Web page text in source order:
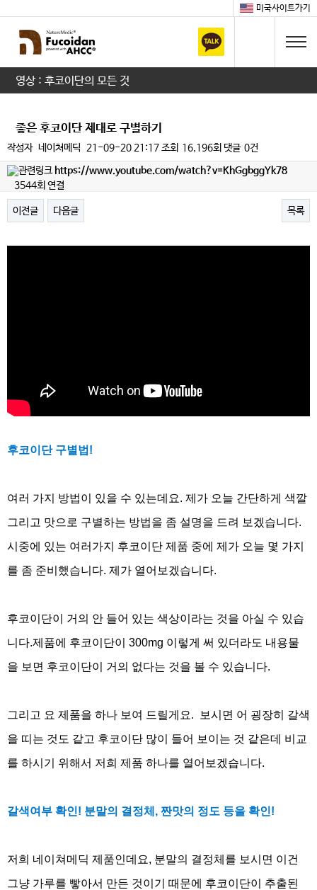
미국사이트가기
영상 : 후코이단의 모든 것
좋은 후코이단 제대로 구별하기
작성자 네이쳐메딕 21-09-20 21:17조회 16,196회 댓글 0건
https://www.youtube.com/watch?v=KhGgbggYk78
3544회 연결
이전글 다음글 목록
본문
후코이단 구별법 !
여러 가지 방법이 있을 수 있는데요. 제가 오늘 간단하게 색깔
그리고 맛으로 구별하는 방법을 좀 설명을 드려 보겠습니다.
시중에 있는 여러가지 후코이단 제품 중에 제가 오늘 몇 가지
를 좀 준비했습니다. 제가 열어보겠습니다.
후코이단이 거의 안 들어 있는 색상이라는 것을 아실 수 있습
니다.제품에 후코이단이 300mg 이렇게 써 있더라도 내용물
을 보면 후코이단이 거의 없다는 것을 볼 수 있습니다.
그리고 요 제품을 하나 보여 드릴게요.
보시면 어 굉장히 갈색
을 띠는 것도 같고 후코이단 많이 들어 보이는 것 같은데 비교
를 하시기 위해서 저희 제품 하나를 열어보겠습니다.
갈색여부 확인! 분말의 결정체 , 짠맛의 정도 등을 확인!
저희 네이쳐메딕 제품인데요, 분말의 결정체를 보시면 이건
그냥 가루를 빻아서 만든 것이기 때문에 후코이단이 추출된